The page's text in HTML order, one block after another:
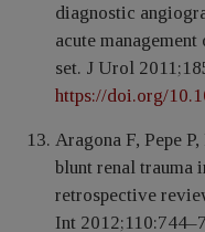
diagnоstic
acute
sеt. J Urоl
https://doi.org/
Aragona F, Pepe
blunt renal trauma
retrospective
Int